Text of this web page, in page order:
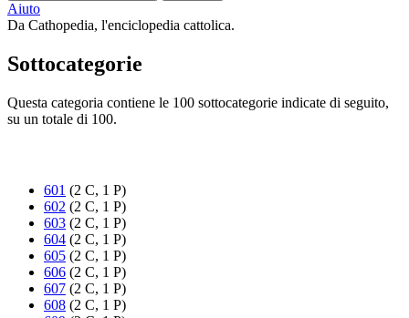
Aiuto
Da Cathopedia, l'enciclopedia cattolica.
Sottocategorie
Questa categoria contiene le 100 sottocategorie indicate di seguito,
su un totale di 100.
601 (2 C, 1 P)
602 (2 C, 1 P)
603 (2 C, 1 P)
604 (2 C, 1 P)
605 (2 C, 1 P)
606 (2 C, 1 P)
607 (2 C, 1 P)
608 (2 C, 1 P)